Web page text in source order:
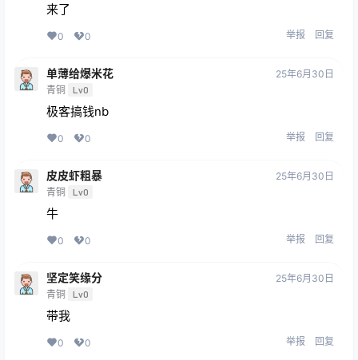
来了
0 0 举报 回复
单薄给爆米花
青铜 Lv0
25年6月30日
极客搞钱nb
0 0 举报 回复
皮皮虾粗暴
青铜 Lv0
25年6月30日
牛
0 0 举报 回复
坚定笑缘分
青铜 Lv0
25年6月30日
带我
0 0 举报 回复